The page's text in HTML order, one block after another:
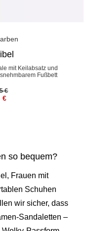
mit Keilabsatz und
Fußbett
€
€
so bequem?
Frauen mit
Schuhen
wir sicher, dass
Sandaletten –